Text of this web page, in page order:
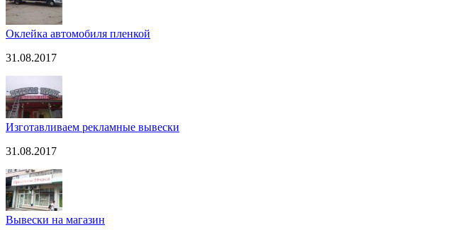
Оклейка автомобиля пленкой
31.08.2017
Изготавливаем рекламные вывески
31.08.2017
Вывески на магазин